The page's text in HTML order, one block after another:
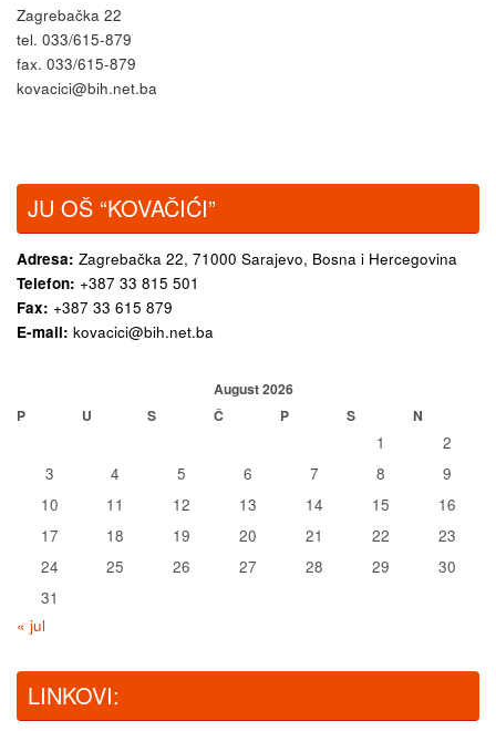
Zagrebačka 22
tel. 033/615-879
fax. 033/615-879
kovacici@bih.net.ba
JU OŠ “KOVAČIĆI”
Adresa: Zagrebačka 22, 71000 Sarajevo, Bosna i Hercegovina
Telefon: +387 33 815 501
Fax: +387 33 615 879
E-mail: kovacici@bih.net.ba
August 2026
P
U S Č P S N
1
2
3
4 5 6 7 8
9
10
11 12 13 14 15
16
17
18 19 20 21 22
23
24
25 26 27 28 29
30
31
« jul
LINKOVI: